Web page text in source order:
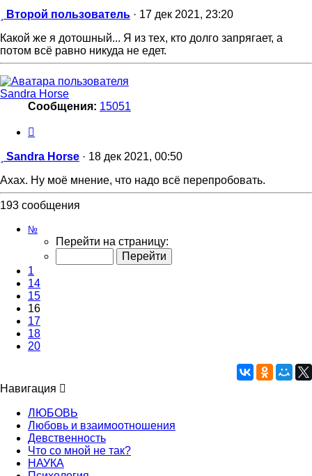
Сообщение
Второй пользователь · 17 дек 2021, 23:20
Какой же я дотошный... Я из тех, кто долго запрягает, а
потом всё равно никуда не едет.
Sandra Horse
Сообщения: 15051
Сообщение
Sandra Horse · 18 дек 2021, 00:50
Ахах. Ну моё мнение, что надо всё перепробовать.
193 сообщения
№Страница
16
из
Перейти на страницу:
1
14
15
16
17
18
20
Навигация
ЛЮБОВЬ
Любовь и взаимоотношения
Девственность
Что со мной не так?
НАУКА